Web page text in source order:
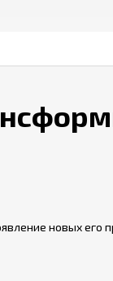
новых его